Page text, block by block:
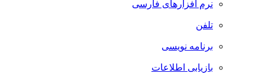
نرم افزارهای فارسی
تلفن
برنامه نویسی
بازیابی اطلاعات